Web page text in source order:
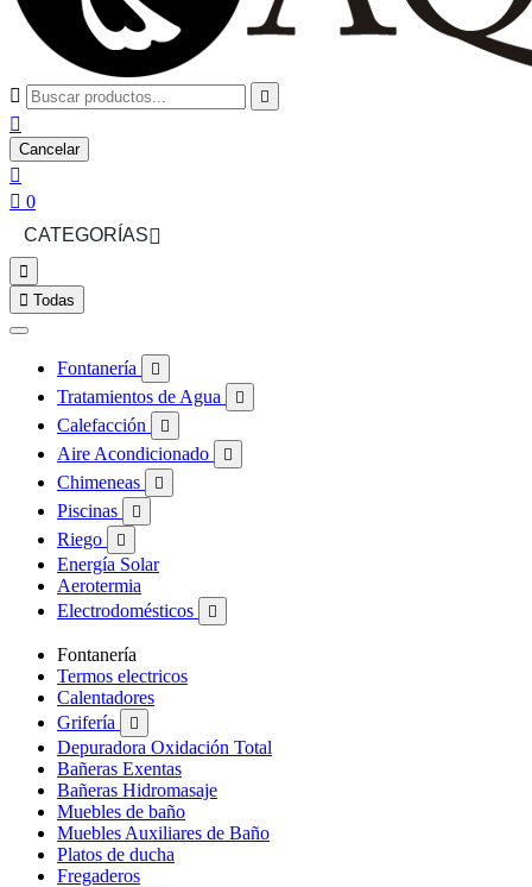
 

Cancelar

 0
CATEGORÍAS

 Todas
Fontanería 
Tratamientos de Agua 
Calefacción 
Aire Acondicionado 
Chimeneas 
Piscinas 
Riego 
Energía Solar
Aerotermia
Electrodomésticos

Fontanería
Termos electricos
Calentadores
Grifería

Depuradora Oxidación Total
Bañeras Exentas
Bañeras Hidromasaje
Muebles de baño
Muebles Auxiliares de Baño
Platos de ducha
Fregaderos